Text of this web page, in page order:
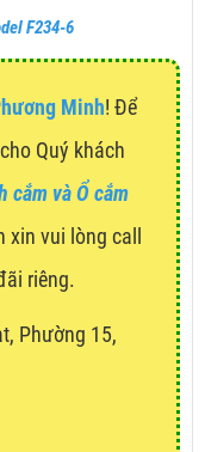
F234-6
Minh! Để
Quý khách
cắm và Ổ cắm
vui lòng call
riêng.
Phường 15,